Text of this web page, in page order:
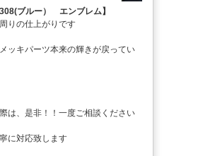
ブルー） エンブレム】
りの仕上がりです
ッキパーツ本来の輝きが戻ってい
は、是非！！一度ご相談ください
に対応致します